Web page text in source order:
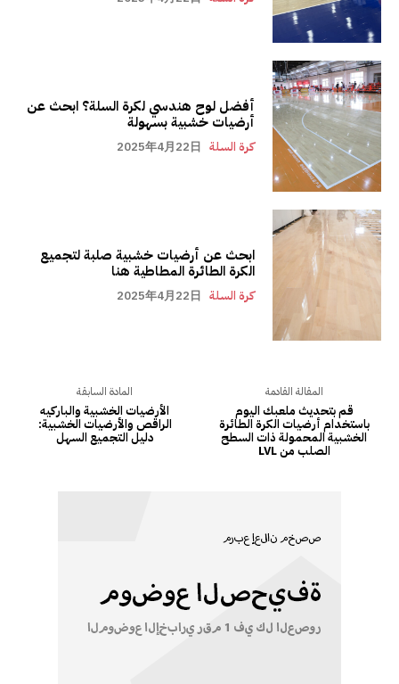
أفضل لوح هندسي لكرة السلة؟ ابحث عن
أرضيات خشبية بسهولة
كرة السلة 2025年4月22日
ابحث عن أرضيات خشبية صلبة لتجميع
الكرة الطائرة المطاطية هنا
كرة السلة 2025年4月22日
المادة السابقة
الأرضيات الخشبية والباركيه
الراقص والأرضيات الخشبية:
دليل التجميع السهل
المقالة القادمة
قم بتحديث ملعبك اليوم
باستخدام أرضيات الكرة الطائرة
الخشبية المحمولة ذات السطح
الصلب من LVL